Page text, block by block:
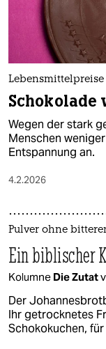
Lebensmittelpreise
Schokolade
Wegen der stark
Menschen
Entspannung an.
4.2.2026
Pulver ohne
Ein biblischer
Kolumne Die Zutat
Der
Ihr getrocknetes
Schokokuchen,